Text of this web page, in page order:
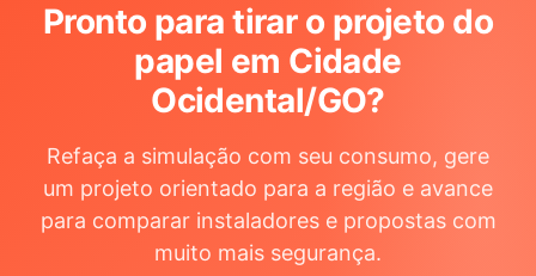
Pronto para tirar o projeto do
papel em Cidade
Ocidental/GO?
Refaça a simulação com seu consumo, gere
um projeto orientado para a região e avance
para comparar instaladores e propostas com
muito mais segurança.